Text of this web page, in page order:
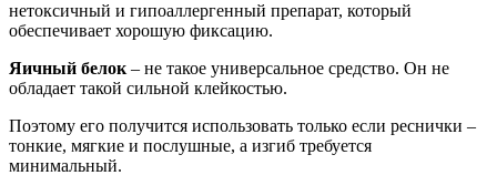
нетоксичный и гипоаллергенный препарат, который
обеспечивает хорошую фиксацию.
Яичный белок – не такое универсальное средство. Он не
обладает такой сильной клейкостью.
Поэтому его получится использовать только если реснички –
тонкие, мягкие и послушные, а изгиб требуется
минимальный.